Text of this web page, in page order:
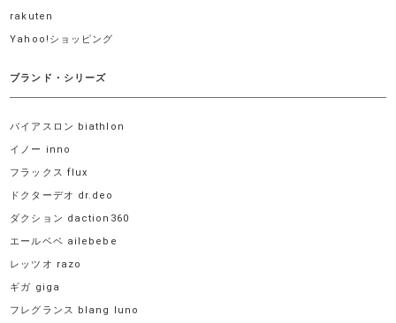
rakuten
Yahoo!ショッピング
ブランド・シリーズ
バイアスロン biathlon
イノー inno
フラックス flux
ドクターデオ dr.deo
ダクション daction360
エールベベ ailebebe
レッツオ razo
ギガ giga
フレグランス blang luno